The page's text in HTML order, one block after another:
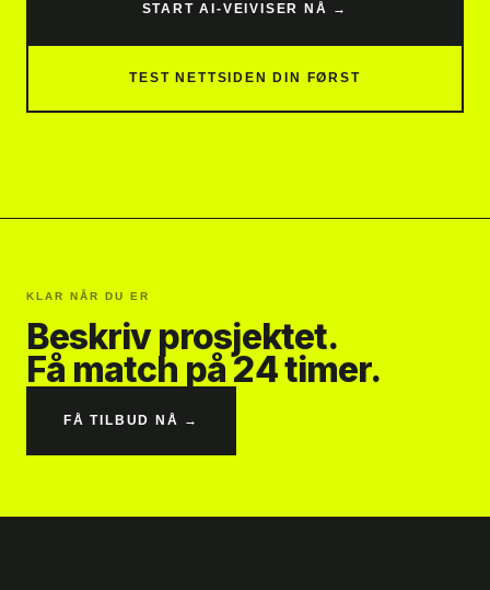
START AI-VEIVISER NÅ →
TEST NETTSIDEN DIN FØRST
KLAR NÅR DU ER
Beskriv prosjektet.
Få match på 24 timer.
FÅ TILBUD NÅ →